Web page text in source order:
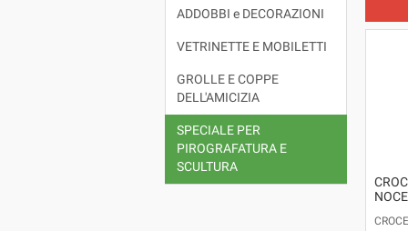
ADDOBBI e DECORAZIONI
VETRINETTE E MOBILETTI
GROLLE E COPPE
DELL'AMICIZIA
SPECIALE PER
PIROGRAFATURA E
SCULTURA